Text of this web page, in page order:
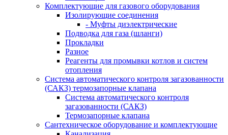
Комплектующие для газового оборудования
Изолирующие соединения
- Муфты диэлектрические
Подводка для газа (шланги)
Прокладки
Разное
Реагенты для промывки котлов и систем
отопления
Система автоматического контроля загазованности
(САКЗ) термозапорные клапана
Система автоматического контроля
загазованности (САКЗ)
Термозапорные клапана
Сантехническое оборудование и комплектующие